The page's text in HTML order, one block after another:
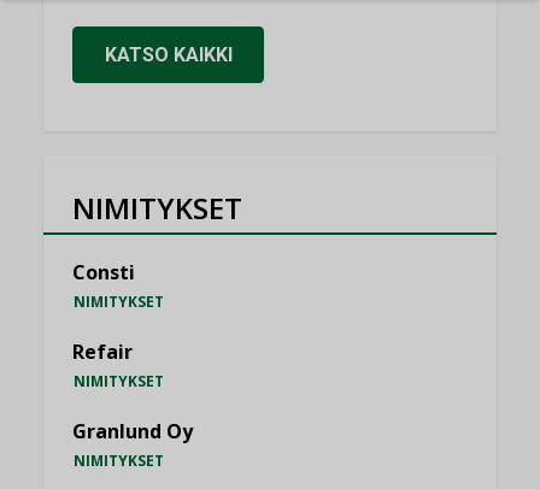
KATSO KAIKKI
NIMITYKSET
Consti
NIMITYKSET
Refair
NIMITYKSET
Granlund Oy
NIMITYKSET